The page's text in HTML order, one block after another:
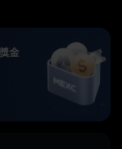
獎金